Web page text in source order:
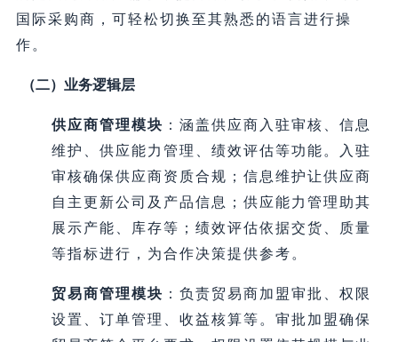
国际采购商，可轻松切换至其熟悉的语言进行操
作。
（二）业务逻辑层
供应商管理模块 ：涵盖供应商入驻审核、信息
维护、供应能力管理、绩效评估等功能。入驻
审核确保供应商资质合规；信息维护让供应商
自主更新公司及产品信息；供应能力管理助其
展示产能、库存等；绩效评估依据交货、质量
等指标进行，为合作决策提供参考。
贸易商管理模块 ：负责贸易商加盟审批、权限
设置、订单管理、收益核算等。审批加盟确保